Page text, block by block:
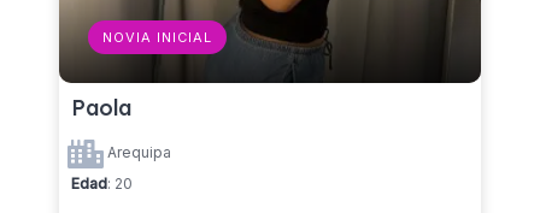
NOVIA INICIAL
Paola
Arequipa
Edad: 20